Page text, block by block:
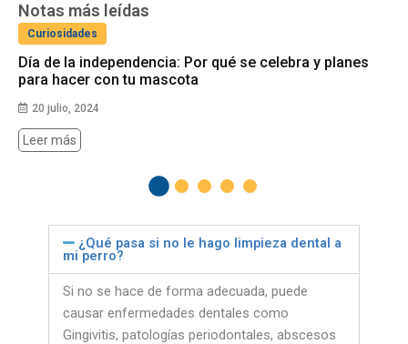
Notas más leídas
Curiosidades
Día de la independencia: Por qué se celebra y planes
para hacer con tu mascota
20 julio, 2024
Leer más
¿Qué pasa si no le hago limpieza dental a
mi perro?
Si no se hace de forma adecuada, puede
causar enfermedades dentales como
Gingivitis, patologías periodontales, abscesos